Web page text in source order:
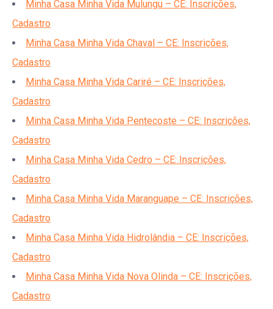
Minha Casa Minha Vida Mulungu – CE: Inscrições,
Cadastro
Minha Casa Minha Vida Chaval – CE: Inscrições,
Cadastro
Minha Casa Minha Vida Cariré – CE: Inscrições,
Cadastro
Minha Casa Minha Vida Pentecoste – CE: Inscrições,
Cadastro
Minha Casa Minha Vida Cedro – CE: Inscrições,
Cadastro
Minha Casa Minha Vida Maranguape – CE: Inscrições,
Cadastro
Minha Casa Minha Vida Hidrolândia – CE: Inscrições,
Cadastro
Minha Casa Minha Vida Nova Olinda – CE: Inscrições,
Cadastro